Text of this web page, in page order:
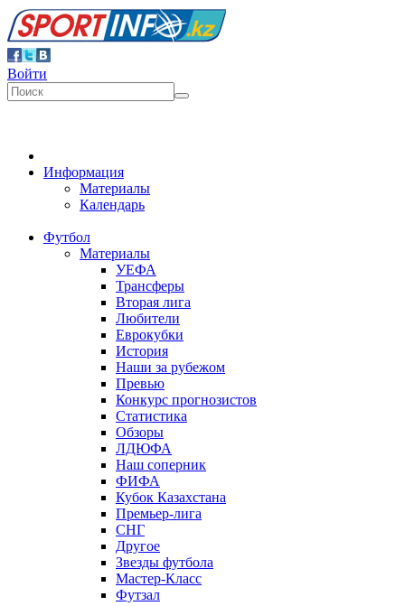
Войти
Информация
Материалы
Календарь
Футбол
Материалы
УЕФА
Трансферы
Вторая лига
Любители
Еврокубки
История
Наши за рубежом
Превью
Конкурс прогнозистов
Статистика
Обзоры
ЛДЮФА
Наш соперник
ФИФА
Кубок Казахстана
Премьер-лига
СНГ
Другое
Звезды футбола
Мастер-Класс
Футзал